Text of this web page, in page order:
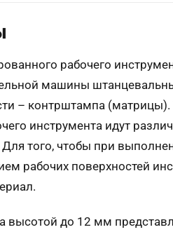
рабочего
машины
– контрштампа
инструмента идут
того, чтобы при
рабочих поверхностей
высотой до 12 мм